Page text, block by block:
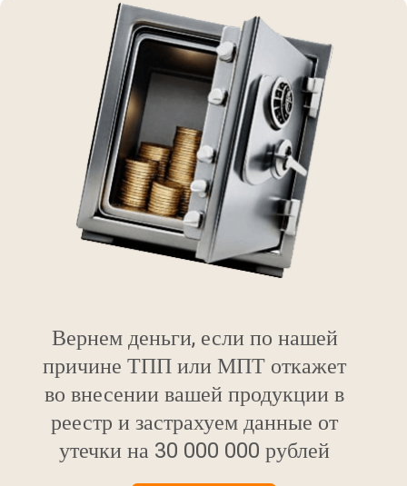
Вернем деньги, если по нашей
причине ТПП или МПТ откажет
во внесении вашей продукции в
реестр и застрахуем данные от
утечки на 30 000 000 рублей